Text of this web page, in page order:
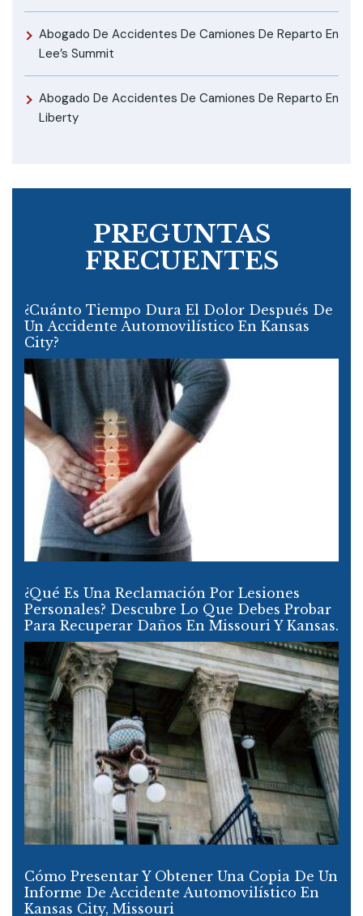
Abogado De Accidentes De Camiones De Reparto En
Lee’s Summit
Abogado De Accidentes De Camiones De Reparto En
Liberty
PREGUNTAS
FRECUENTES
¿Cuánto Tiempo Dura El Dolor Después De
Un Accidente Automovilístico En Kansas
City?
¿Qué Es Una Reclamación Por Lesiones
Personales? Descubre Lo Que Debes Probar
Para Recuperar Daños En Missouri Y Kansas.
Cómo Presentar Y Obtener Una Copia De Un
Informe De Accidente Automovilístico En
Kansas City, Missouri